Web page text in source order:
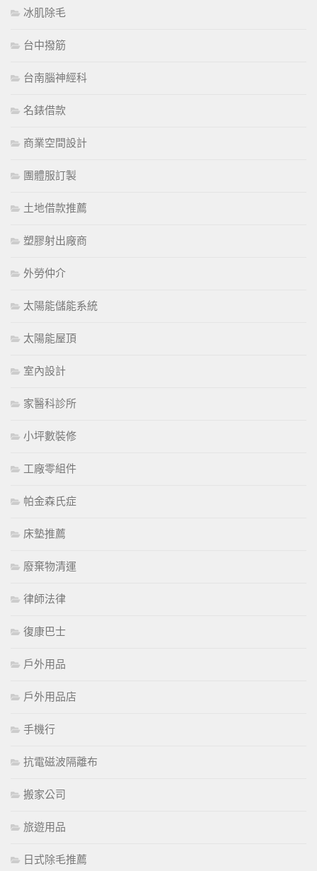
冰肌除毛
台中撥筋
台南腦神經科
名錶借款
商業空間設計
團體服訂製
土地借款推薦
塑膠射出廠商
外勞仲介
太陽能儲能系統
太陽能屋頂
室內設計
家醫科診所
小坪數裝修
工廠零組件
帕金森氏症
床墊推薦
廢棄物清運
律師法律
復康巴士
戶外用品
戶外用品店
手機行
抗電磁波隔離布
搬家公司
旅遊用品
日式除毛推薦